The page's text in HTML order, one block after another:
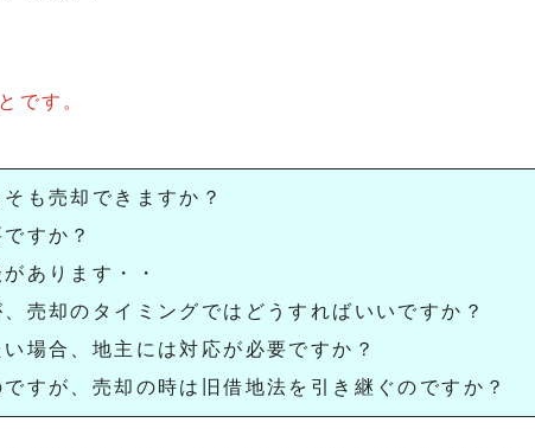
です。
も売却できますか？
すか？
あります・・
売却のタイミングではどうすればいいですか？
場合、地主には対応が必要ですか？
が、売却の時は旧借地法を引き継ぐのですか？